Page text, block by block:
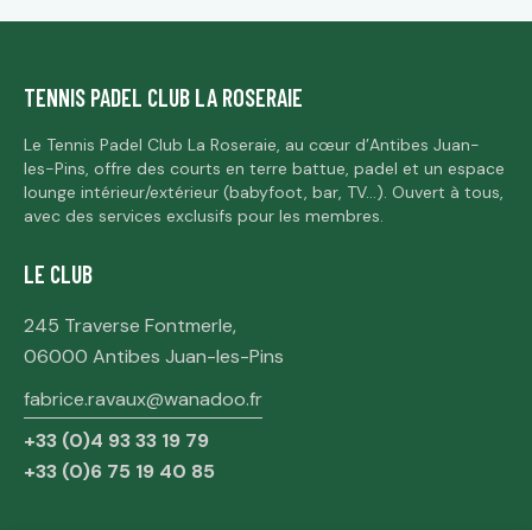
TENNIS PADEL CLUB LA ROSERAIE
Le Tennis Padel Club La Roseraie, au cœur d’Antibes Juan-
les-Pins, offre des courts en terre battue, padel et un espace
lounge intérieur/extérieur (babyfoot, bar, TV…). Ouvert à tous,
avec des services exclusifs pour les membres.
LE CLUB
245 Traverse Fontmerle,
06000 Antibes Juan-les-Pins
fabrice.ravaux@wanadoo.fr
+33 (0)4 93 33 19 79
+33 (0)6 75 19 40 85